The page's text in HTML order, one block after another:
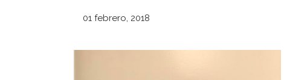
01 febrero, 2018